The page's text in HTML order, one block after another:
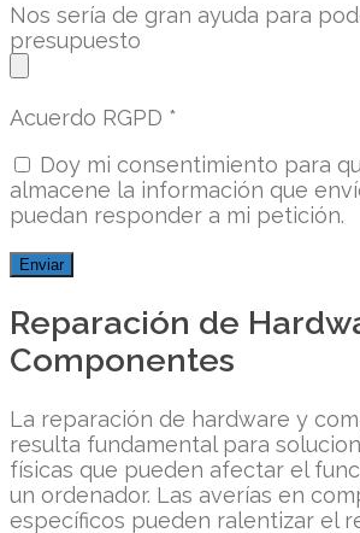
Nos sería de gran ayuda para
presupuesto
Acuerdo RGPD *
Doy mi consentimiento para
almacene la información que
puedan responder a mi petición.
Reparación de
Componentes
La reparación de hardware y
resulta fundamental para
físicas que pueden afectar el
un ordenador. Las averías en
específicos pueden ralentizar el